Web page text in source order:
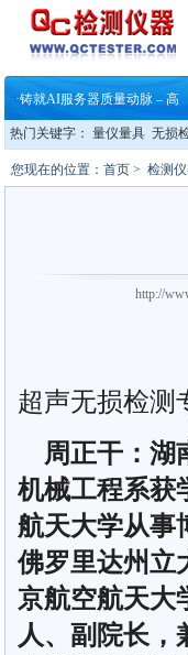
大牌云集 买家升级 ——26
蔡司软件 | 高效变形分析能
铸就AI服务器质量动脉 – 高
·铸就AI服务器质量动脉 – 高
·ZEISS BOSELLO ADR 让内部
·蔡司和亿纬锂能达成战略合
·大牌云集 买家升级 ——26
热门关键字： 量仪量具 无损
您现在的位置： 首页 > 检测
http://
超声无损检测
周正干：湖
机械工程系获
航天大学从事
佛罗里达州立
京航空航天大
人、副院长